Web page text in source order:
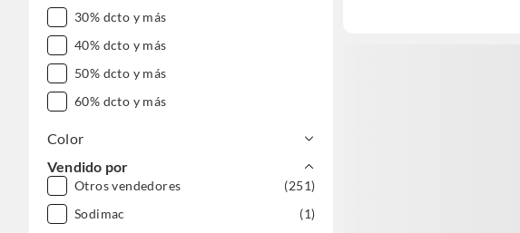
30% dcto y más
40% dcto y más
50% dcto y más
60% dcto y más
Color
Vendido por
Otros vendedores
(251)
Sodimac
(1)